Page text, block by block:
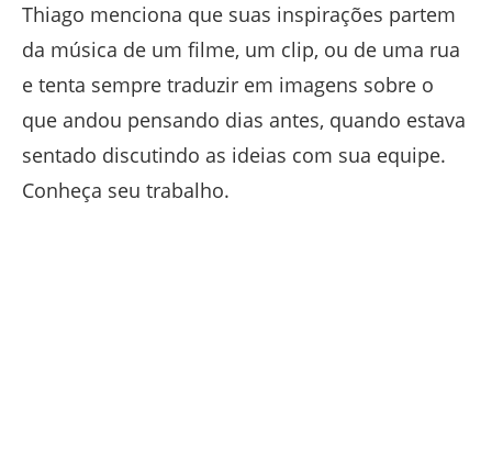
Thiago menciona que suas inspirações partem
da música de um filme, um clip, ou de uma rua
e tenta sempre traduzir em imagens sobre o
que andou pensando dias antes, quando estava
sentado discutindo as ideias com sua equipe.
Conheça seu trabalho.